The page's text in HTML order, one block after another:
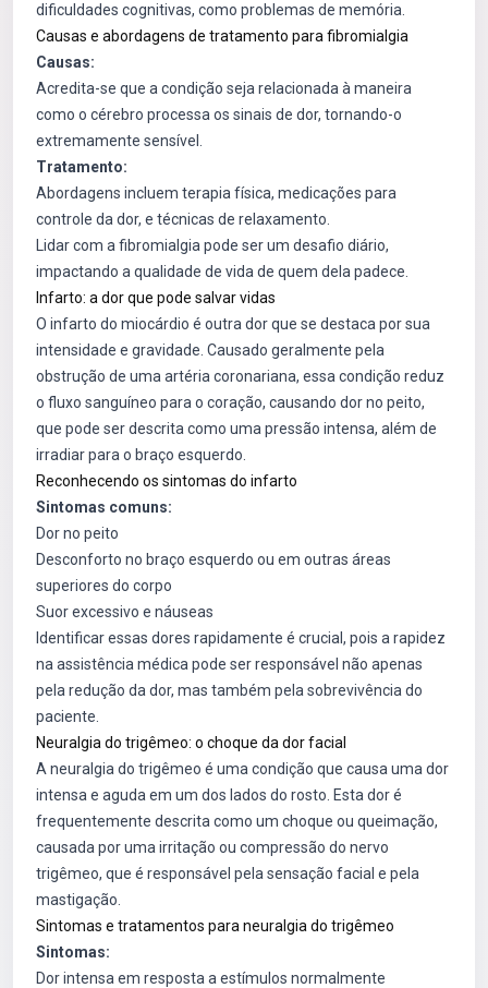
dificuldades cognitivas, como problemas de memória.
Causas e abordagens de tratamento para fibromialgia
Causas:
Acredita-se que a condição seja relacionada à maneira
como o cérebro processa os sinais de dor, tornando-o
extremamente sensível.
Tratamento:
Abordagens incluem terapia física, medicações para
controle da dor, e técnicas de relaxamento.
Lidar com a fibromialgia pode ser um desafio diário,
impactando a qualidade de vida de quem dela padece.
Infarto: a dor que pode salvar vidas
O infarto do miocárdio é outra dor que se destaca por sua
intensidade e gravidade. Causado geralmente pela
obstrução de uma artéria coronariana, essa condição reduz
o fluxo sanguíneo para o coração, causando dor no peito,
que pode ser descrita como uma pressão intensa, além de
irradiar para o braço esquerdo.
Reconhecendo os sintomas do infarto
Sintomas comuns:
Dor no peito
Desconforto no braço esquerdo ou em outras áreas
superiores do corpo
Suor excessivo e náuseas
Identificar essas dores rapidamente é crucial, pois a rapidez
na assistência médica pode ser responsável não apenas
pela redução da dor, mas também pela sobrevivência do
paciente.
Neuralgia do trigêmeo: o choque da dor facial
A neuralgia do trigêmeo é uma condição que causa uma dor
intensa e aguda em um dos lados do rosto. Esta dor é
frequentemente descrita como um choque ou queimação,
causada por uma irritação ou compressão do nervo
trigêmeo, que é responsável pela sensação facial e pela
mastigação.
Sintomas e tratamentos para neuralgia do trigêmeo
Sintomas:
Dor intensa em resposta a estímulos normalmente